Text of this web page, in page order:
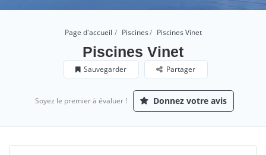
Page d'accueil Piscines Piscines Vinet
Piscines Vinet
Sauvegarder Partager
Soyez le premier à évaluer ! Donnez votre avis